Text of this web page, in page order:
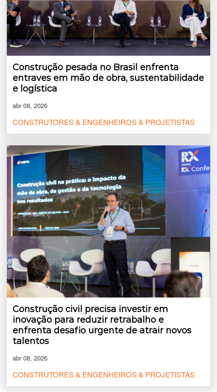
Construção pesada no Brasil enfrenta
entraves em mão de obra, sustentabilidade
e logística
abr 08, 2026
CONSTRUTORES & ENGENHEIROS & PROJETISTAS
Construção civil precisa investir em
inovação para reduzir retrabalho e
enfrenta desafio urgente de atrair novos
talentos
abr 08, 2026
CONSTRUTORES & ENGENHEIROS & PROJETISTAS